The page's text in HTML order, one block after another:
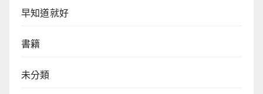
早知道就好
書籍
未分類